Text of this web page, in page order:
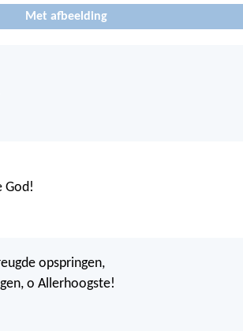
Met afbeelding
God!
opspringen,
o Allerhoogste!